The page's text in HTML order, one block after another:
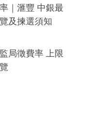
｜滙豐 中銀最
及揀選須知
局徵費率 上限